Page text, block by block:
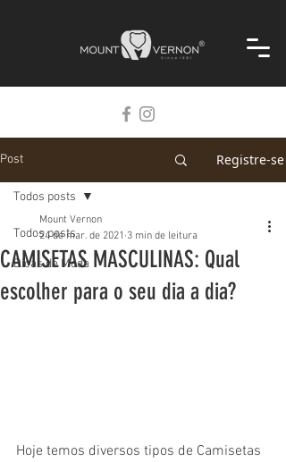
Post Registre-se
Todos posts
Dicas de Moda
Todos posts
CAMISETAS MASCULINAS: Qual
escolher para o seu dia a dia?
Mount Vernon
24 de mar. de 2021 3 min de leitura
Hoje temos diversos tipos de Camisetas